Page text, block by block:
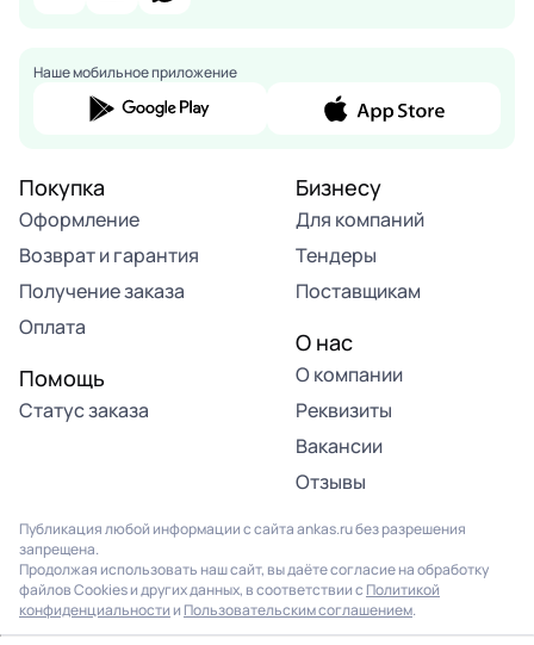
Наше мобильное приложение
Покупка
Оформление
Возврат и гарантия
Получение заказа
Оплата
Помощь
Статус заказа
Бизнесу
Для компаний
Тендеры
Поставщикам
О нас
О компании
Реквизиты
Вакансии
Отзывы
Публикация любой информации с сайта ankas.ru без разрешения
запрещена.
Продолжая использовать наш сайт, вы даёте согласие на обработку
файлов Cookies и других данных, в соответствии с Политикой
конфиденциальности и Пользовательским соглашением.